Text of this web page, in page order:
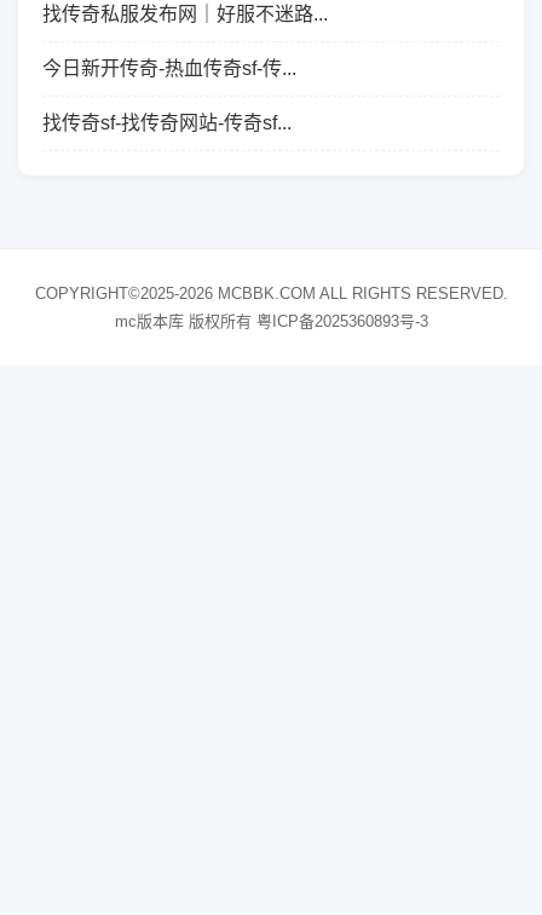
找传奇私服发布网｜好服不迷路...
今日新开传奇-热血传奇sf-传...
找传奇sf-找传奇网站-传奇sf...
COPYRIGHT©2025-2026 MCBBK.COM ALL RIGHTS RESERVED.
mc版本库 版权所有 粤ICP备2025360893号-3